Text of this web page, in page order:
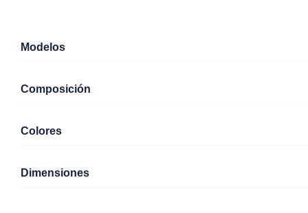
Modelos
Composición
Colores
Dimensiones